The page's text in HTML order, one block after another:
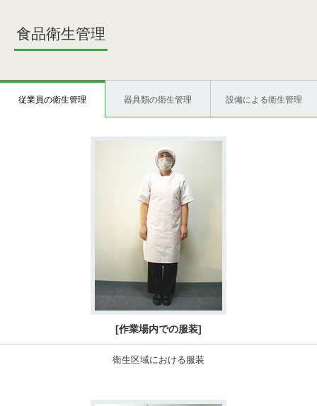
食品衛生管理
従業員の衛生管理 器具類の衛生管理 設備による衛生管理
[作業場内での服装]
衛生区域における服装